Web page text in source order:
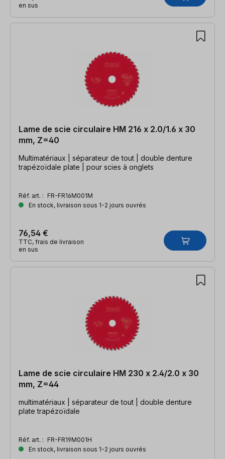
en sus
Lame de scie circulaire HM 216 x 2.0/1.6 x 30
mm, Z=40
Multimatériaux | séparateur de tout | double denture
trapézoïdale plate | pour scies à onglets
Réf. art. : FR-FR16M001M
En stock, livraison sous 1-2 jours ouvrés
76,54 €
TTC, frais de livraison
en sus
Lame de scie circulaire HM 230 x 2.4/2.0 x 30
mm, Z=44
multimatériaux | séparateur de tout | double denture
plate trapézoïdale
Réf. art. : FR-FR19M001H
En stock, livraison sous 1-2 jours ouvrés